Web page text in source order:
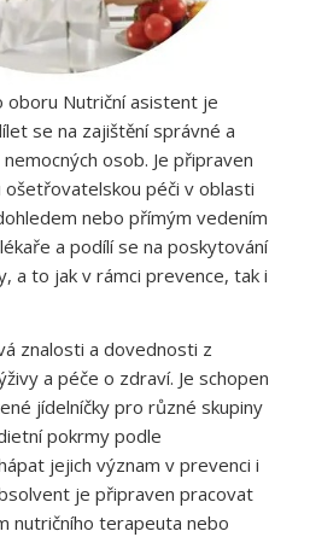
oboru Nutriční asistent je
se na zajištění správné a
osob. Je připraven
péči v oblasti
nebo přímým vedením
a podílí se na poskytování
a to jak v rámci prevence, tak i
znalosti a dovednosti z
a péče o zdraví. Je schopen
jídelníčky pro různé skupiny
pokrmy podle
jejich význam v prevenci i
je připraven pracovat
nutričního terapeuta nebo